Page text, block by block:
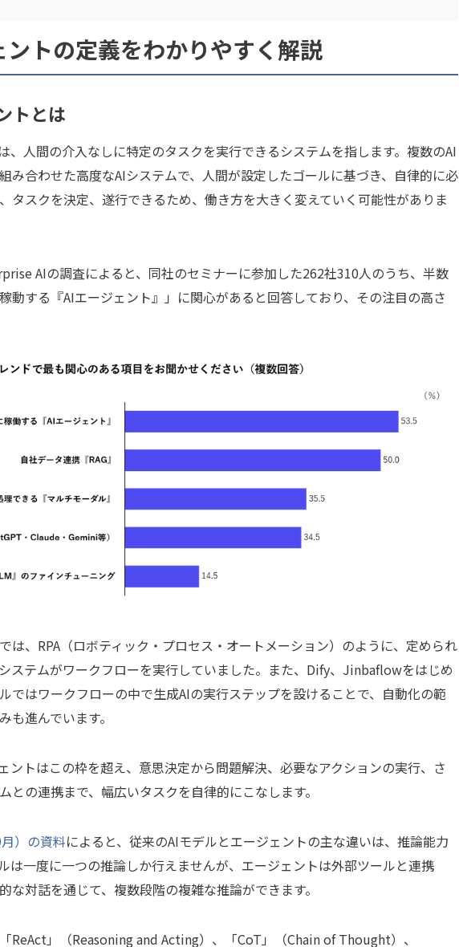
トの定義をわかりやすく解説
トとは
、人間の介入なしに特定のタスクを実行できるシステムを指します。複数のAI
み合わせた高度なAIシステムで、人間が設定したゴールに基づき、自律的に必
タスクを決定、遂行できるため、働き方を大きく変えていく可能性がありま
AIの調査によると、同社のセミナーに参加した262社310人のうち、半数
動する『AIエージェント』」に関心があると回答しており、その注目の高さ
は、RPA（ロボティック・プロセス・オートメーション）のように、定められ
ステムがワークフローを実行していました。また、Dify、Jinbaflowをはじめ
ではワークフローの中で生成AIの実行ステップを設けることで、自動化の範
も進んでいます。
ントはこの枠を超え、意思決定から問題解決、必要なアクションの実行、さ
との連携まで、幅広いタスクを自律的にこなします。
）の資料によると、従来のAIモデルとエージェントの主な違いは、推論能力
は一度に一つの推論しか行えませんが、エージェントは外部ツールと連携
な対話を通じて、複数段階の複雑な推論ができます。
ReAct」（Reasoning and Acting）、「CoT」（Chain of Thought）、